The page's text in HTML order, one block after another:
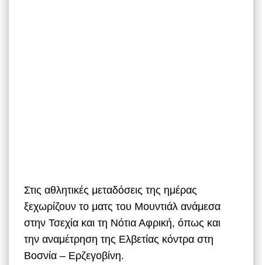
Στις αθλητικές μεταδόσεις της ημέρας
ξεχωρίζουν το ματς του Μουντιάλ ανάμεσα
στην Τσεχία και τη Νότια Αφρική, όπως και
την αναμέτρηση της Ελβετίας κόντρα στη
Βοσνία – Ερζεγοβίνη.